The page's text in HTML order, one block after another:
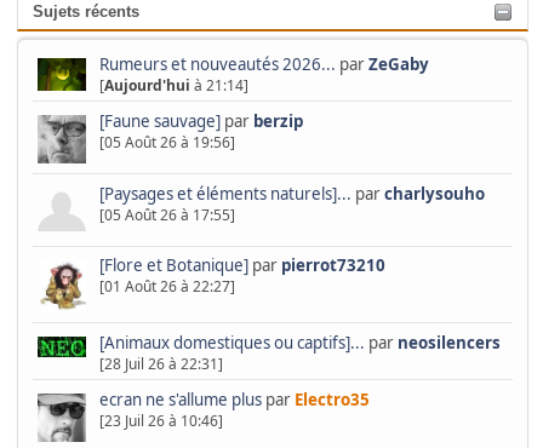
Sujets récents
Rumeurs et nouveautés 2026... parZeGaby
[Aujourd'hui à 21:14]
[Faune sauvage] par berzip
[05 Août 26 à 19:56]
[Paysages et éléments naturels]... parcharlysouho
[05 Août 26 à 17:55]
[Flore et Botanique]par pierrot73210
[01 Août 26 à 22:27]
[Animaux domestiques ou captifs]... par neosilencers
[28 Juil 26 à 22:31]
ecran ne s'allume pluspar Electro35
[23 Juil 26 à 10:46]